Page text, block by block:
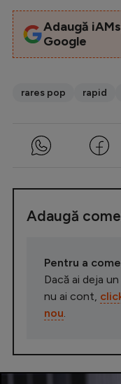
Adaugă
Google
rares pop rapid
Adaugă
Pentru a
Dacă ai deja
nu ai cont,
nou